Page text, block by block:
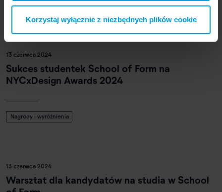
Korzystaj wyłącznie z niezbędnych plików cookie
Eventy i wystawy Graduation 10
13 czerwca 2024
Sukces studentek School of Form na
NYCxDesign Awards 2024
Nagrody i wyróżnienia
13 czerwca 2024
Warsztat dla kandydatów na studia w School